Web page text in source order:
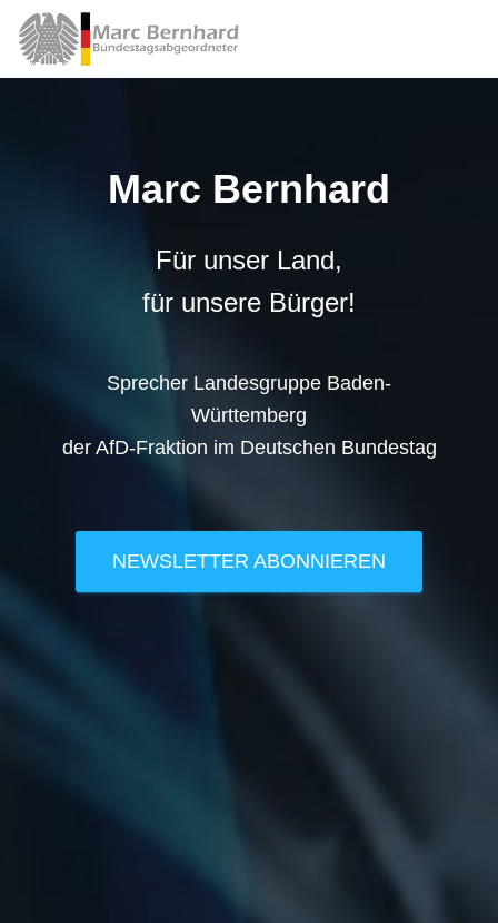
Marc Bernhard
Für unser Land,
für unsere Bürger!
Sprecher Landesgruppe Baden-
Württemberg
der AfD-Fraktion im Deutschen Bundestag
NEWSLETTER ABONNIEREN